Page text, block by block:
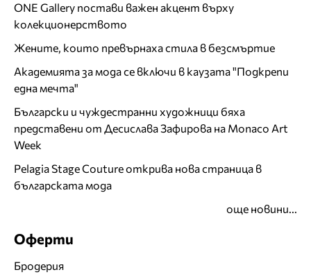
ONE Gallery постави важен акцент върху
колекционерството
Жените, които превърнаха стила в безсмъртие
Академията за мода се включи в каузата "Подкрепи
една мечта"
Български и чуждестранни художници бяха
представени от Десислава Зафирова на Monaco Art
Week
Pelagia Stage Couture открива нова страница в
българската мода
още новини...
Оферти
Бродерия